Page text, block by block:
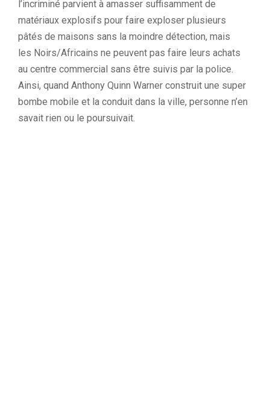
l’incriminé parvient à amasser suffisamment de
matériaux explosifs pour faire exploser plusieurs
pâtés de maisons sans la moindre détection, mais
les Noirs/Africains ne peuvent pas faire leurs achats
au centre commercial sans être suivis par la police.
Ainsi, quand Anthony Quinn Warner construit une super
bombe mobile et la conduit dans la ville, personne n’en
savait rien ou le poursuivait.